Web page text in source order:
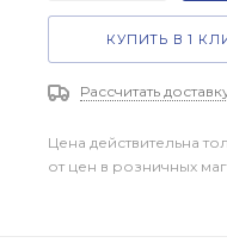
КУПИТЬ В 1
Рассчитать
Цена действительна
от цен в розничных